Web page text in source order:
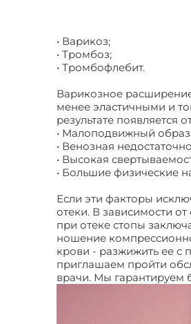
• Варикоз;
• Тромбоз;
• Тромбофлебит.
Варикозное
менее эластичными и
результате появляется
• Малоподвижный
• Венозная
• Высокая
• Большие физические
Если эти факторы
отеки. В зависимости
при отеке стопы
ношение
крови - разжижить ее с
приглашаем пройти
врачи. Мы гарантируем